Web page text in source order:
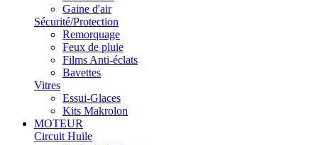
Gaine d'air
Sécurité/Protection
Remorquage
Feux de pluie
Films Anti-éclats
Bavettes
Vitres
Essui-Glaces
Kits Makrolon
MOTEUR
Circuit Huile